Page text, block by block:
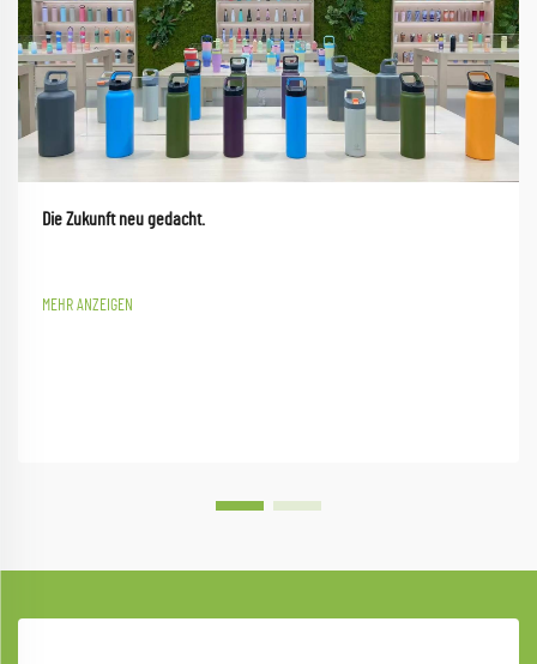
Die Zukunft neu gedacht.
MEHR ANZEIGEN